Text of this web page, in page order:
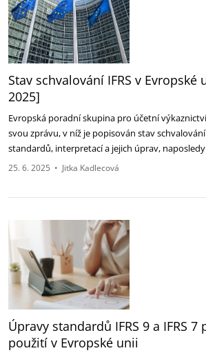
Stav schvalování IFRS v Evropské
2025]
Evropská poradní skupina pro účetní
svou zprávu, v níž je popisován stav schvalování
standardů, interpretací a jejich úprav,
25. 6. 2025 • Jitka Kadlecová
Úpravy standardů IFRS 9 a IFRS
použití v Evropské unii